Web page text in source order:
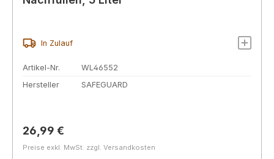
In Zulauf
Artikel-Nr.
WL46552
Hersteller
SAFEGUARD
Regulärer Preis:
26,99 €
Preise exkl. MwSt. zzgl. Versandkosten